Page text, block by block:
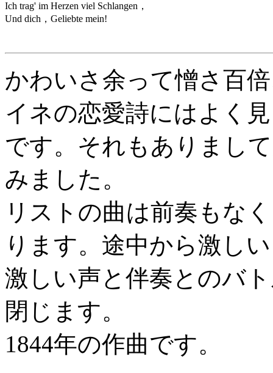
Ich trag' im Herzen viel Schlangen，
Und dich，Geliebte mein!
かわいさ余って憎さ百
イネの恋愛詩にはよく
です。それもありまし
みました。
リストの曲は前奏もな
ります。途中から激し
激しい声と伴奏とのバ
閉じます。
1844年の作曲です。